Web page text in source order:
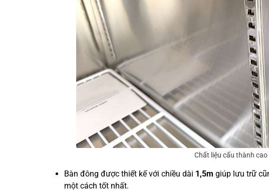
Chất liệu cấu thành cao
Bàn đông được thiết kế với chiều dài 1,5m giúp lưu trữ
một cách tốt nhất.